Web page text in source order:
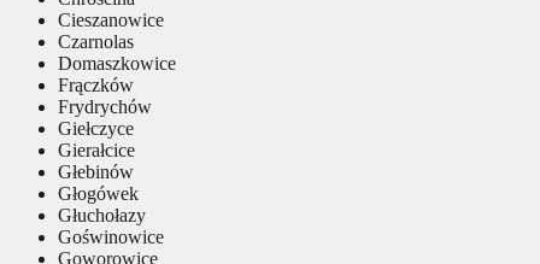
Cieszanowice
Czarnolas
Domaszkowice
Frączków
Frydrychów
Giełczyce
Gierałcice
Głebinów
Głogówek
Głuchołazy
Goświnowice
Goworowice